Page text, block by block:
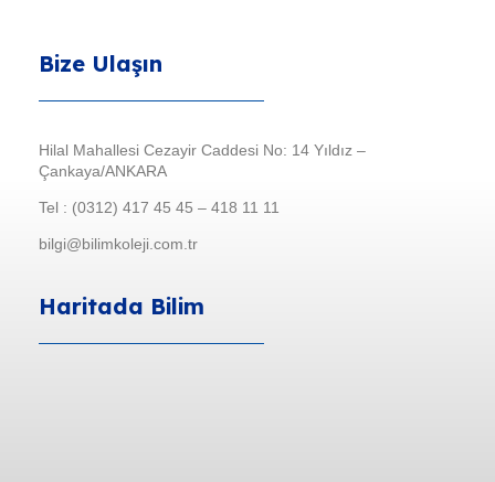
Bize Ulaşın
Hilal Mahallesi Cezayir Caddesi No: 14 Yıldız –
Çankaya/ANKARA
Tel : (0312) 417 45 45 – 418 11 11
bilgi@bilimkoleji.com.tr
Haritada Bilim